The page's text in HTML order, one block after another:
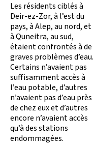
Les résidents ciblés à
Deir-ez-Zor, à l’est du
pays, à Alep, au nord, et
à Quneitra, au sud,
étaient confrontés à de
graves problèmes d’eau.
Certains n’avaient pas
suffisamment accès à
l’eau potable, d’autres
n’avaient pas d’eau près
de chez eux et d’autres
encore n’avaient accès
qu’à des stations
endommagées.